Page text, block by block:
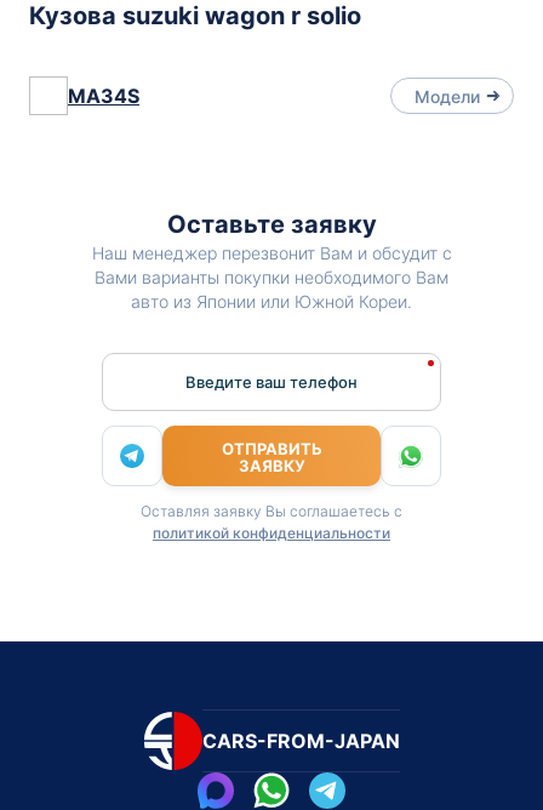
Кузова suzuki wagon r solio
MA34S Модели
Оставьте заявку
Наш менеджер перезвонит Вам и обсудит с
Вами варианты покупки необходимого Вам
авто из Японии или Южной Кореи.
Введите ваш телефон
ОТПРАВИТЬ
ЗАЯВКУ
Оставляя заявку Вы соглашаетесь с
политикой конфиденциальности
CARS-FROM-JAPAN